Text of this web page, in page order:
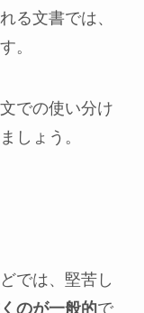
る文書では、
。
での使い分け
しょう。
では、堅苦し
のが一般的で